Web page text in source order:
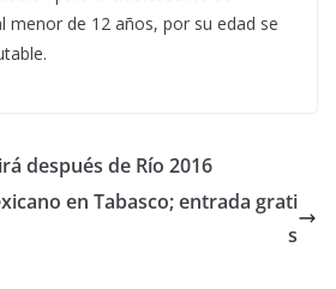
menor de 12 años, por su edad se
después de Río 2016
en Tabasco; entrada grati
s